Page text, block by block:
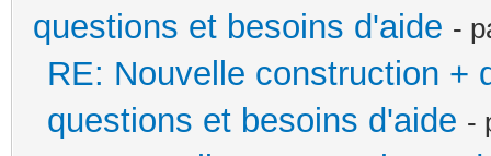
questions et besoins d'aide -
RE: Nouvelle construction +
questions et besoins d'aide -